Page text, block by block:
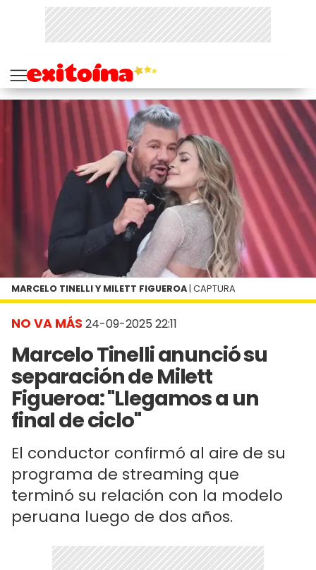
NO VA MÁS 24-09-2025 22:11
Marcelo Tinelli anunció su
separación de Milett
Figueroa: "Llegamos a un
final de ciclo"
El conductor confirmó al aire de su
programa de streaming que
terminó su relación con la modelo
peruana luego de dos años.
MARCELO TINELLI Y MILETT FIGUEROA | CAPTURA